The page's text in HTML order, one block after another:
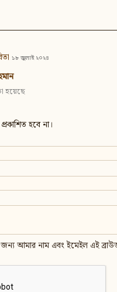
১৮ জুলাই ২০২৪
হয়েছে
হবে না।
জন্য আমার নাম এবং ইমেইল এই